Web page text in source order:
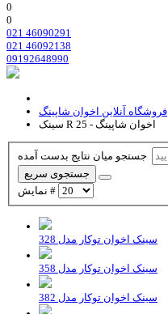
0
0
021 46090291
021 46092138
09192648990
فروشگاه آنلاین اخوان شاپینگ
سینک R 25 - اخوان شاپینگ
جستجوی سریع
نمایش #
سینک اخوان توکار مدل 328
سینک اخوان توکار مدل 358
سینک اخوان توکار مدل 382